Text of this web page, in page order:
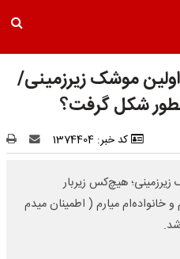
موشک زیرزمینی/
شکل گرفت؟
کد خبر: 1374404
هیچ‌کس زیربار
میارم ( اطمینان میدم